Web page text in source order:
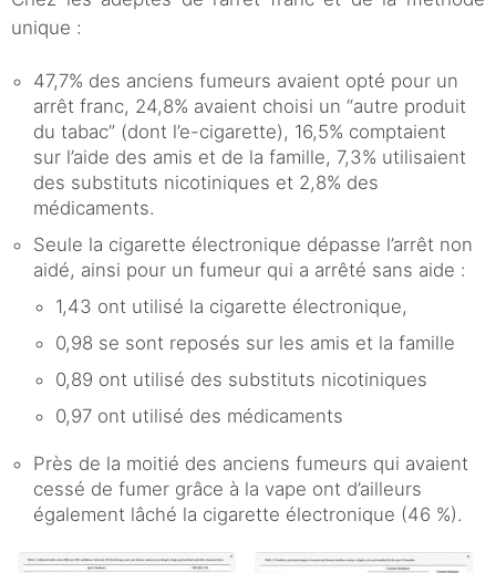
unique :
47,7% des anciens fumeurs avaient opté pour un
arrêt franc, 24,8% avaient choisi un “autre produit
du tabac” (dont l’e-cigarette), 16,5% comptaient
sur l’aide des amis et de la famille, 7,3% utilisaient
des substituts nicotiniques et 2,8% des
médicaments.
Seule la cigarette électronique dépasse l’arrêt non
aidé, ainsi pour un fumeur qui a arrêté sans aide :
1,43 ont utilisé la cigarette électronique,
0,98 se sont reposés sur les amis et la famille
0,89 ont utilisé des substituts nicotiniques
0,97 ont utilisé des médicaments
Près de la moitié des anciens fumeurs qui avaient
cessé de fumer grâce à la vape ont d’ailleurs
également lâché la cigarette électronique (46 %).